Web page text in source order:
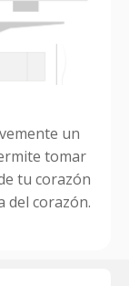
un
tomar
tu corazón
del corazón.